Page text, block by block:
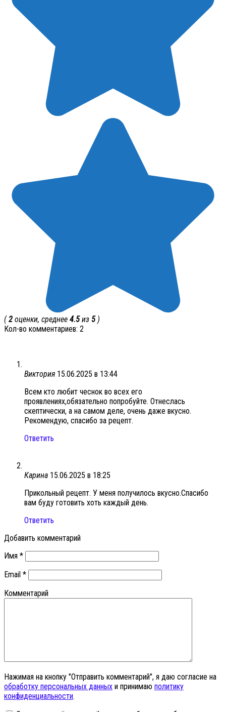
(2 оценки, среднее 4.5из 5)
Кол-во комментариев: 2
Виктория 15.06.2025 в 13:44
Всем кто любит чеснок во всех его
проявлениях,обязательно попробуйте. Отнеслась
скептически, а на самом деле, очень даже вкусно.
Рекомендую, спасибо за рецепт.
Ответить
Карина 15.06.2025 в 18:25
Прикольный рецепт. У меня получилось вкусно.Спасибо
вам буду готовить хоть каждый день.
Ответить
Добавить комментарий
Имя *
Email *
Комментарий
Нажимая на кнопку "Отправить комментарий", я даю согласие на
обработку персональных данных и принимаю политику
конфиденциальности.